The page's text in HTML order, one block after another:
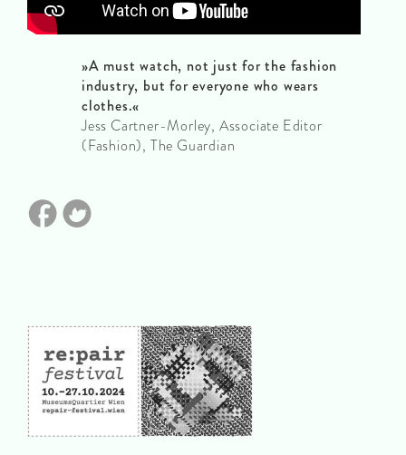
»A must watch, not just for the fashion
industry, but for everyone who wears
clothes.«
Jess Cartner-Morley, Associate Editor
(Fashion), The Guardian